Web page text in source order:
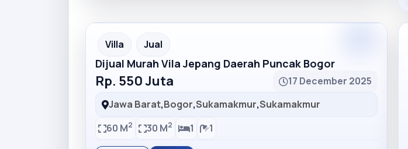
Partner Ad
Villa Jual
Dijual Murah Vila Jepang Daerah Puncak Bogor
Rp. 550 Juta
17 December 2025
Jawa Barat,Bogor,Sukamakmur,Sukamakmur
60 M2 30 M2 1 1